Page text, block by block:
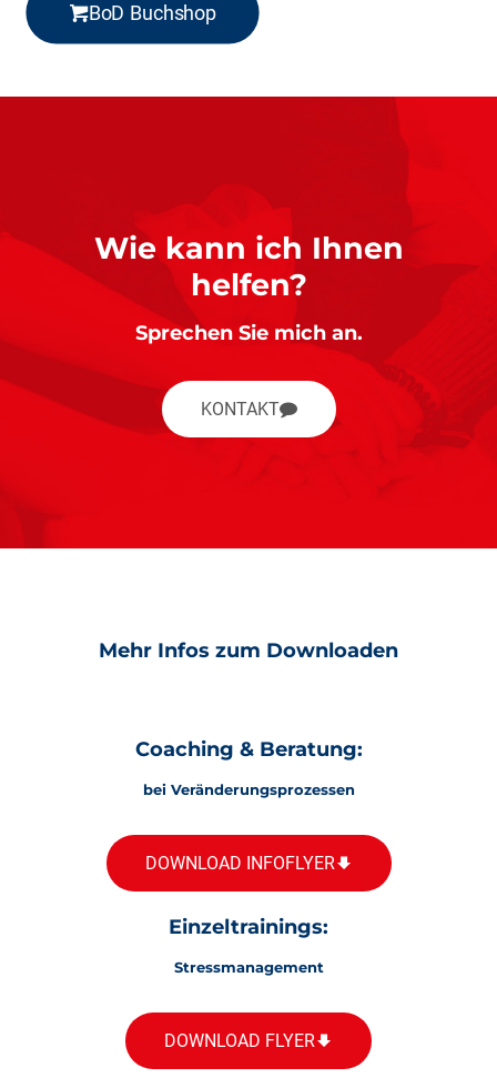
BoD Buchshop
Wie kann ich Ihnen
helfen?
Sprechen Sie mich an.
KONTAKT
Mehr Infos zum Downloaden
Coaching & Beratung:
bei Veränderungsprozessen
DOWNLOAD INFOFLYER
Einzeltrainings:
Stressmanagement
DOWNLOAD FLYER